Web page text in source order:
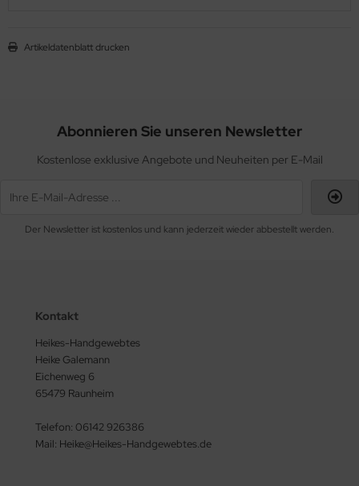
Artikeldatenblatt drucken
Abonnieren Sie unseren Newsletter
Kostenlose exklusive Angebote und Neuheiten per E-Mail
Der Newsletter ist kostenlos und kann jederzeit wieder abbestellt werden.
Kontakt
Heikes-Handgewebtes
Heike Galemann
Eichenweg 6
65479 Raunheim
Telefon: 06142 926386
Mail: Heike@Heikes-Handgewebtes.de